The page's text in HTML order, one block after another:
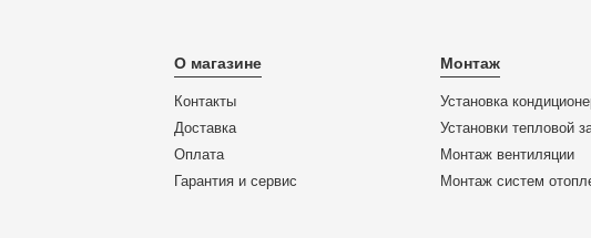
О магазине
Контакты
Доставка
Оплата
Гарантия и сервис
Монтаж
Установка
Установки тепловой
Монтаж вентиляции
Монтаж систем